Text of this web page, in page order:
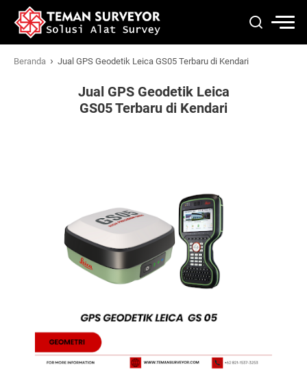
Beranda › Jual GPS Geodetik Leica GS05 Terbaru di Kendari
Jual GPS Geodetik Leica
GS05 Terbaru di Kendari